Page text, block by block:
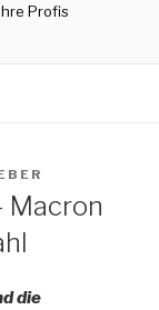
Profis
Macron
die